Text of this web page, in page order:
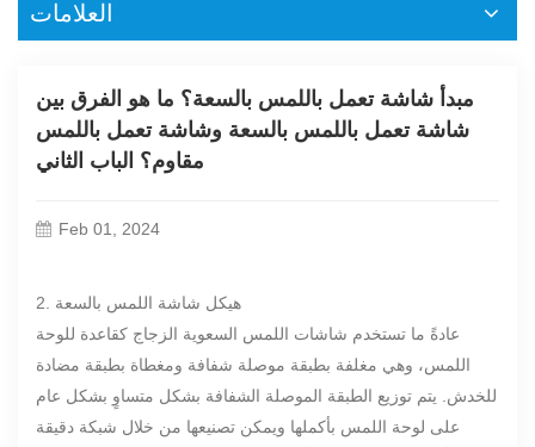
العلامات
مبدأ شاشة تعمل باللمس بالسعة؟ ما هو الفرق بين
شاشة تعمل باللمس بالسعة وشاشة تعمل باللمس
مقاوم؟ الباب الثاني
Feb 01, 2024
2. هيكل شاشة اللمس بالسعة
عادةً ما تستخدم شاشات اللمس السعوية الزجاج كقاعدة للوحة
اللمس، وهي مغلفة بطبقة موصلة شفافة ومغطاة بطبقة مضادة
للخدش. يتم توزيع الطبقة الموصلة الشفافة بشكل متساوٍ بشكل عام
على لوحة اللمس بأكملها ويمكن تصنيعها من خلال شبكة دقيقة